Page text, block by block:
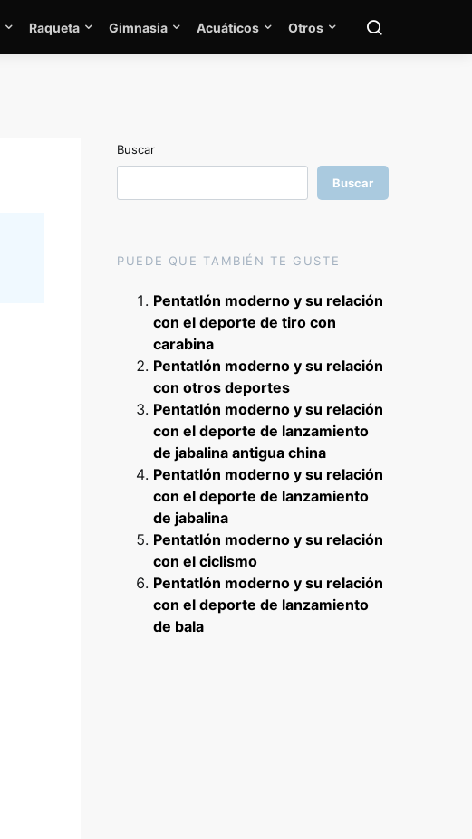
Raqueta Gimnasia Acuáticos Otros
Buscar
Buscar
PUEDE QUE TAMBIÉN TE GUSTE
Pentatlón moderno y su relación
con el deporte de tiro con
carabina
Pentatlón moderno y su relación
con otros deportes
Pentatlón moderno y su relación
con el deporte de lanzamiento
de jabalina antigua china
Pentatlón moderno y su relación
con el deporte de lanzamiento
de jabalina
Pentatlón moderno y su relación
con el ciclismo
Pentatlón moderno y su relación
con el deporte de lanzamiento
de bala